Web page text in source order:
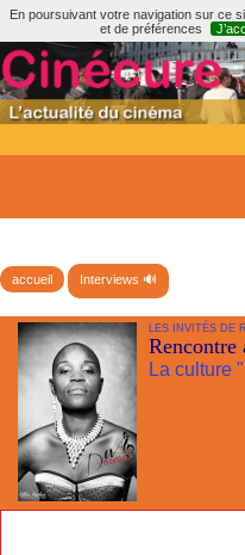
En poursuivant votre navigation sur ce
et de préférences
accueil Interviews 🔊
LES INVITÉS DE
Rencontre
La culture